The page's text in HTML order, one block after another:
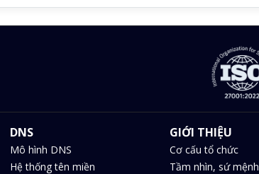
DNS
Mô hình DNS
Hệ thống tên miền
GIỚI THIỆU
Cơ cấu tổ chức
Tầm nhìn, sứ mệnh